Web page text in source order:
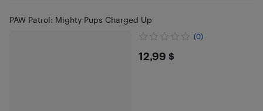
PAW Patrol: Mighty Pups Charged Up
(0)
$12.99
12,99 $